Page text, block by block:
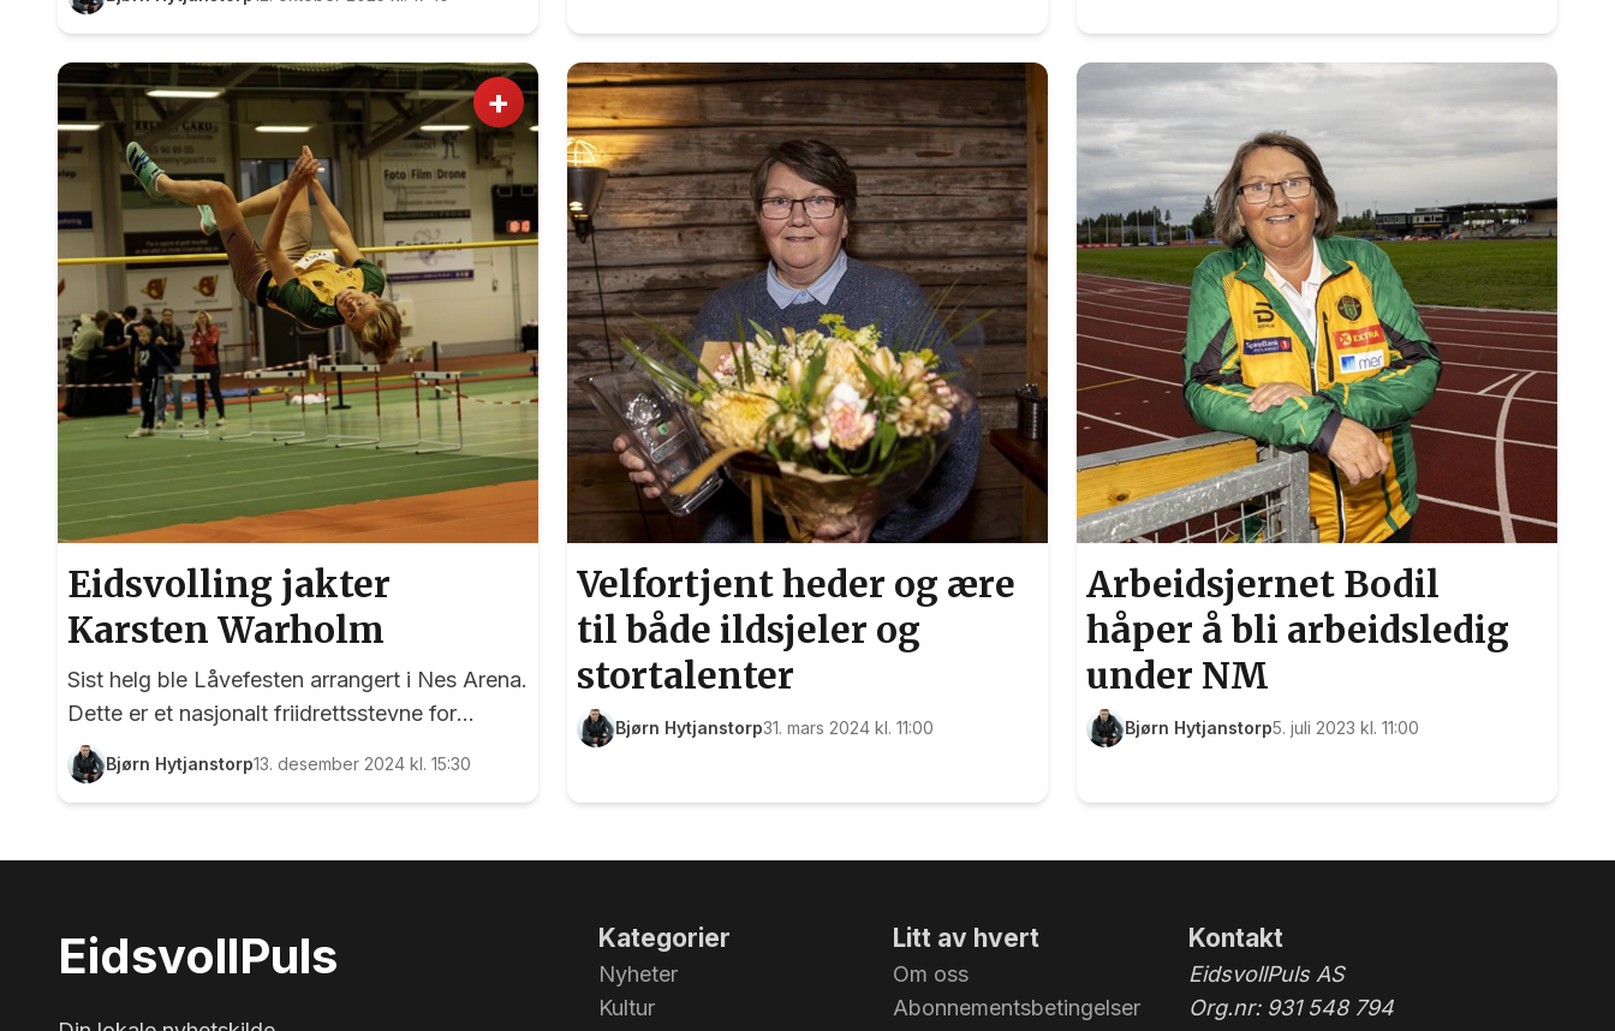
helgen noensinne», og det stemmer kanskje
som EidsvollPuls for å trekke til seg lesere….
Mye av det som skjedde i Grunnlovsbygda
skal vi komme tilbake til, og vi velger heller å
starte med noe som skjedde i nabokommunen
Ullensaker søndag. Ved Nordbytjernet ble
nemlig NM i terreng lang løype arrangert, og
det i et...
+
Eidsvolling jakter
Karsten Warholm
Sist helg ble Låvefesten arrangert i Nes Arena.
Dette er et nasjonalt friidrettsstevne for
utøvere fra seks år og oppover, og arrangeres
av Ull/Kisa Friidrett og Hvam IL Friidrett.
målet til 16 år gamle Even Ragnhildsløkken er
Bjørn Hytjanstorp13. desember 2024 kl. 15:30
Velfortjent heder og ære
til både ildsjeler og
stortalenter
Bjørn Hytjanstorp31. mars 2024 kl. 11:00
Arbeidsjernet Bodil
håper å bli arbeidsledig
under NM
Bjørn Hytjanstorp5. juli 2023 kl. 11:00
EidsvollPuls Kategorier
Nyheter
Kultur
Litt av hvert
Om oss
Abonnementsbetingelser
Kontakt
EidsvollPuls AS
Org.nr: 931 548 794